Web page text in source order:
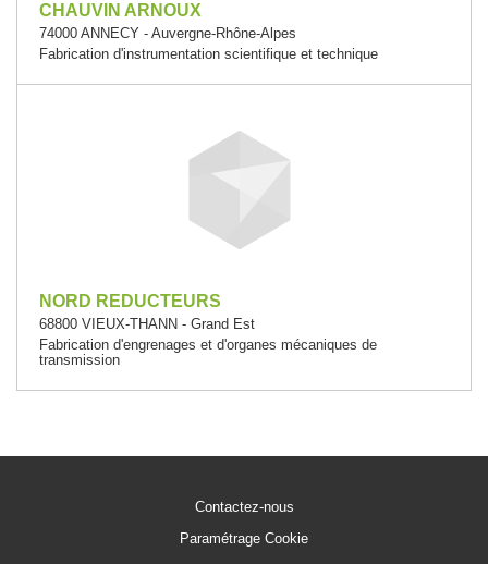
CHAUVIN ARNOUX
74000 ANNECY - Auvergne-Rhône-Alpes
Fabrication d'instrumentation scientifique et technique
NORD REDUCTEURS
68800 VIEUX-THANN - Grand Est
Fabrication d'engrenages et d'organes mécaniques de
transmission
Contactez-nous
Paramétrage Cookie